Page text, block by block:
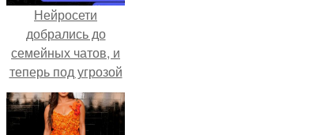
Нейросети
добрались до
семейных чатов, и
теперь под угрозой
мамины нервы.